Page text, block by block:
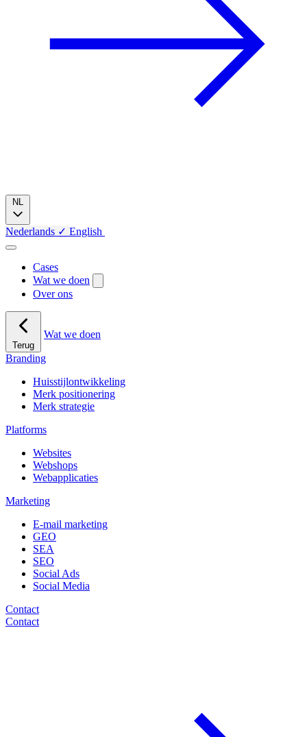
NL
Nederlands ✓ English
Cases
Wat we doen
Over ons
Terug
Wat we doen
Branding
Huisstijlontwikkeling
Merk positionering
Merk strategie
Platforms
Websites
Webshops
Webapplicaties
Marketing
E-mail marketing
GEO
SEA
SEO
Social Ads
Social Media
Contact
Contact